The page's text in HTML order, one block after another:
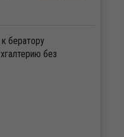
бератору
без